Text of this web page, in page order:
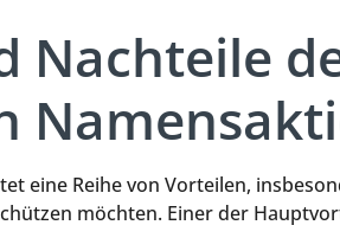
Nachteile
eine Reihe von Vorteilen,
möchten. Einer der